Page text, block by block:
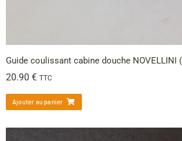
Guide coulissant cabine douche NOVELLINI
20.90 € TTC
Ajouter au panier